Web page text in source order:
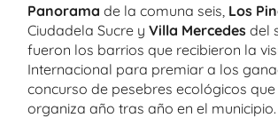
Panorama de la comuna seis, Los
Ciudadela Sucre y Villa Mercedes del
fueron los barrios que recibieron la
Internacional para premiar a los
concurso de pesebres ecológicos
organiza año tras año en el municipio.